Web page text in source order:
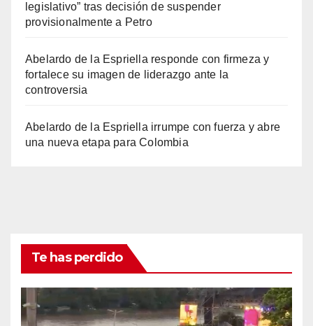
legislativo” tras decisión de suspender
provisionalmente a Petro
Abelardo de la Espriella responde con firmeza y
fortalece su imagen de liderazgo ante la
controversia
Abelardo de la Espriella irrumpe con fuerza y abre
una nueva etapa para Colombia
Te has perdido